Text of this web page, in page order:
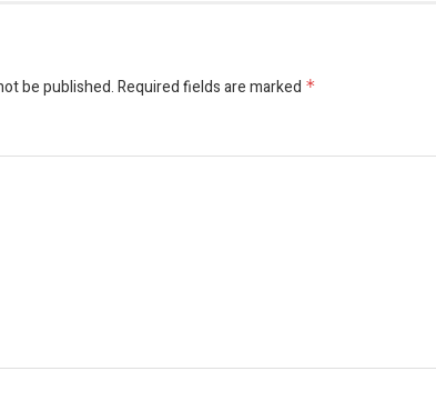
be published.Required fields are marked *